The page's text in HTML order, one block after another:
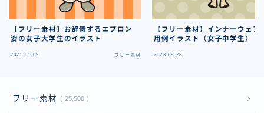
【フリー素材】お辞儀するエプロン
姿の女子大学生のイラスト
2025.01.09 フリー素材
【フリー素材】インナーウェア
用例イラスト（女子中学生）
2023.09.28
フリー素材 25,500